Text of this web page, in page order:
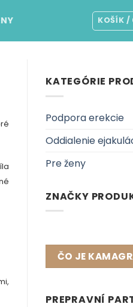
KOŠÍK /
KATEGÓRIE
Podpora erekcie
Oddialenie
Pre ženy
ZNAČKY
ČO JE
PREPRAVNÍ